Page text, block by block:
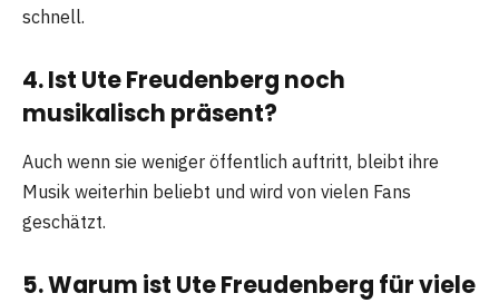
schnell.
4. Ist Ute Freudenberg noch
musikalisch präsent?
Auch wenn sie weniger öffentlich auftritt, bleibt ihre
Musik weiterhin beliebt und wird von vielen Fans
geschätzt.
5. Warum ist Ute Freudenberg für viele